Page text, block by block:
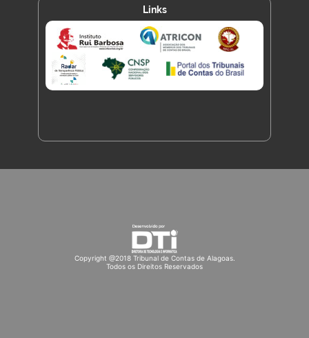
Links
Copyright @2018 Tribunal de Contas de Alagoas.
Todos os Direitos Reservados